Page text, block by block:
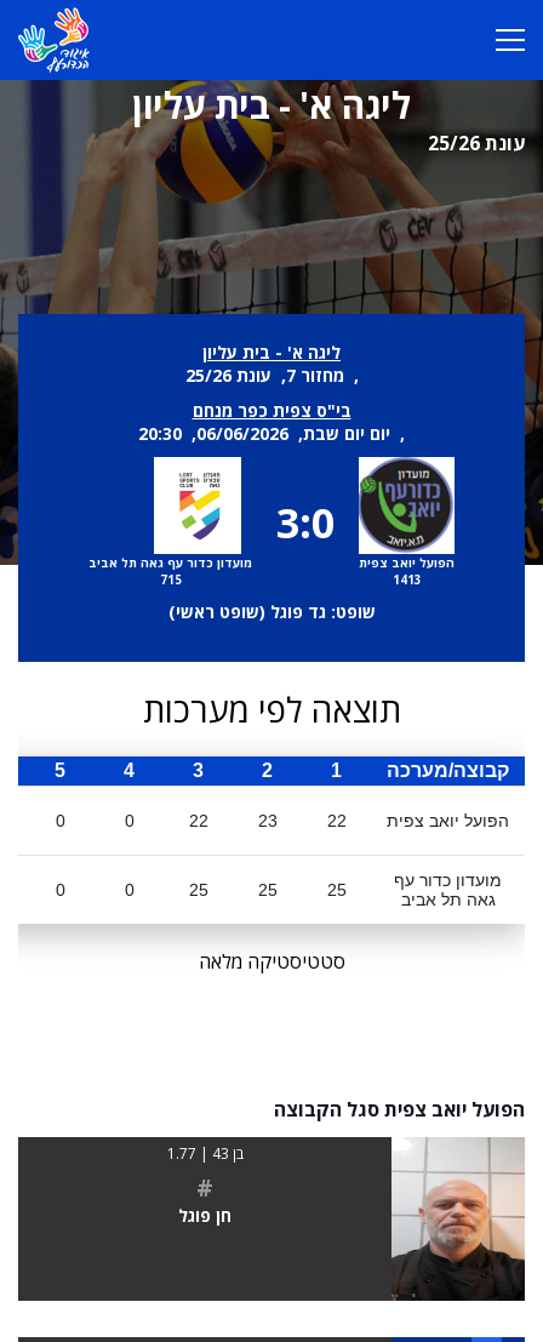
ליגה א' - בית עליון
עונת 25/26
ליגה א' - בית עליון
, מחזור 7, עונת 25/26
בי"ס צפית כפר מנחם
, יום יום שבת, 06/06/2026, 20:30
הפועל יואב צפית
1413
3:0
מועדון כדור עף גאה תל אביב
715
שופט: גד פוגל (שופט ראשי)
תוצאה לפי מערכות
קבוצה/מערכה 1
2
3
4
5
הפועל יואב צפית 22
23
22
0
0
מועדון כדור עף
גאה תל אביב
25
25
25
0
0
סטטיסטיקה מלאה
הפועל יואב צפית סגל הקבוצה
בן 43 | 1.77
#
חן פוגל